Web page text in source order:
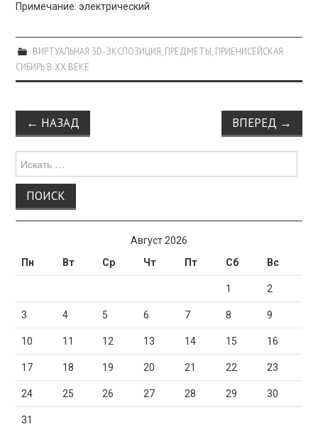
Примечание: электрический
ВИРТУАЛЬНАЯ 3D-ЭКСПОЗИЦИЯ, ПРЕДМЕТЫ, ПРИЕНИСЕЙСКАЯ
СИБИРЬ В XX ВЕКЕ
Навигация
по
записи
← НАЗАД ВПЕРЕД →
для:
Август 2026
Пн
Вт Ср Чт Пт Сб Вс
1 2
3 4 5 6 7 8 9
10 11 12 13 14 15 16
17 18 19 20 21 22 23
24 25 26 27 28 29 30
31